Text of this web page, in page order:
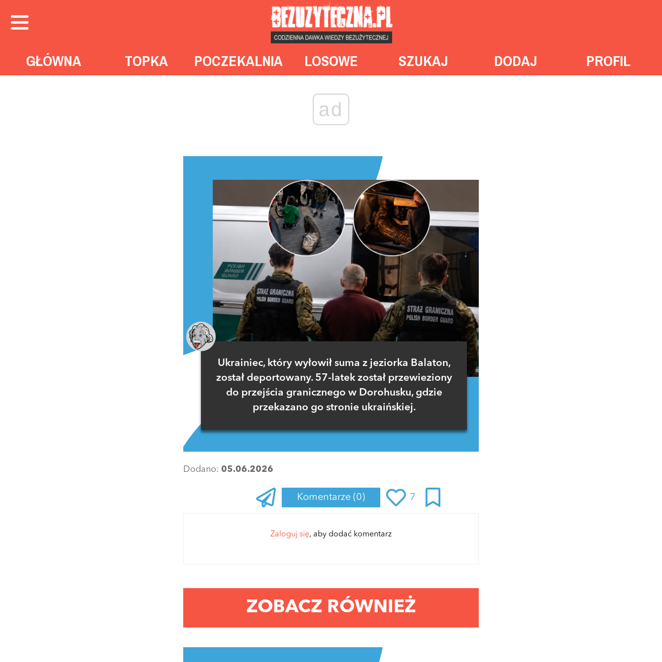
GŁÓWNA TOPKA POCZEKALNIA LOSOWE SZUKAJ DODAJ PROFIL
ad
Ukrainiec, który wyłowił suma z jeziorka Balaton,
został deportowany. 57-latek został przewieziony
do przejścia granicznego w Dorohusku, gdzie
przekazano go stronie ukraińskiej.
Dodano: 05.06.2026
Komentarze (0) 7
Zaloguj się, aby dodać komentarz
ZOBACZ RÓWNIEŻ